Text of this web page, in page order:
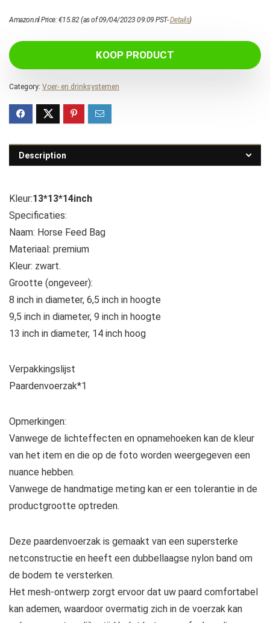
Amazon.nl Price:€15.82 (as of 09/04/2023 09:09 PST-Details)
KOOP PRODUCT
Category: Voer- en drinksystemen
Description
Kleur:13*13*14inch
Specificaties:
Naam: Horse Feed Bag
Materiaal: premium
Kleur: zwart.
Grootte (ongeveer):
8 inch in diameter, 6,5 inch in hoogte
9,5 inch in diameter, 9 inch in hoogte
13 inch in diameter, 14 inch hoog
Verpakkingslijst
Paardenvoerzak*1
Opmerkingen:
Vanwege de lichteffecten en opnamehoeken kan de kleur
van het item en die op de foto worden weergegeven een
nuance hebben.
Vanwege de handmatige meting kan er een tolerantie in de
productgrootte optreden.
Deze paardenvoerzak is gemaakt van een supersterke
netconstructie en heeft een dubbellaagse nylon band om
de bodem te versterken.
Het mesh-ontwerp zorgt ervoor dat uw paard comfortabel
kan ademen, waardoor overmatig zich in de voerzak kan